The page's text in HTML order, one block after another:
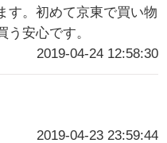
す。初めて京東で買い物
う安心です。
2019-04-24 12:58:30
2019-04-23 23:59:44